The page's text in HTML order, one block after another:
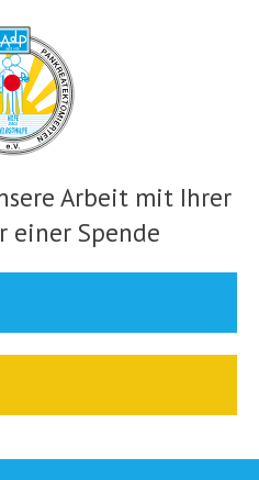
Arbeit mit Ihrer
einer Spende